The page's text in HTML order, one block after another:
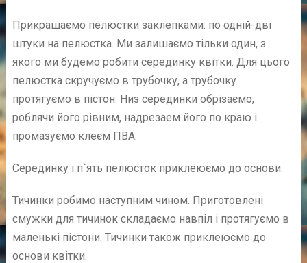
Прикрашаємо пелюстки заклепками: по одній-дві
штуки на пелюстка. Ми залишаємо тільки один, з
якого ми будемо робити серединку квітки. Для цього
пелюстка скручуємо в трубочку, а трубочку
протягуємо в пістон. Низ серединки обрізаємо,
роблячи його рівним, надрезаем його по краю і
промазуємо клеєм ПВА.
Серединку і п`ять пелюсток приклеюємо до основи.
Тичинки робимо наступним чином. Приготовлені
смужки для тичинок складаємо навпіл і протягуємо в
маленькі пістони. Тичинки також приклеюємо до
основи квітки.